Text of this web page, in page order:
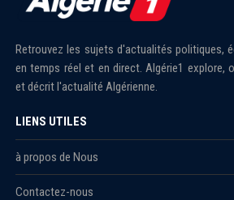
Retrouvez les sujets d'actualités politiques,
en temps réel et en direct. Algérie1 explore,
et décrit l'actualité Algérienne.
LIENS UTILES
à propos de Nous
Contactez-nous